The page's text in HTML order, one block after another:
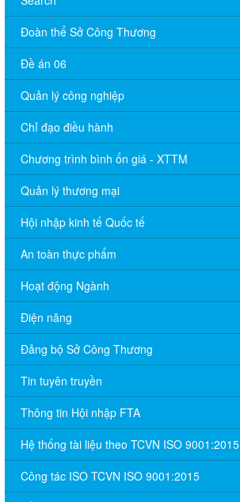
Đoàn thể Sở Công Thương
Đề án 06
Quản lý công nghiệp
Chỉ đạo điều hành
Chương trình bình ổn giá - XTTM
Quản lý thương mại
Hội nhập kinh tế Quốc tế
An toàn thực phẩm
Hoạt động Ngành
Điện năng
Đảng bộ Sở Công Thương
Tin tuyên truyền
Thông tin Hội nhập FTA
Hệ thống tài liệu theo TCVN ISO 9001:2015
Công tác ISO TCVN ISO 9001:2015